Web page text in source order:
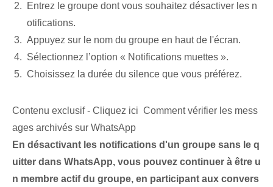
Entrez le groupe dont vous souhaitez désactiver les n
otifications.
Appuyez sur le nom du groupe en haut de l'écran.
Sélectionnez l’option « Notifications muettes ».
Choisissez la durée du ⁤silence que vous préférez.
Contenu exclusif - Cliquez ici Comment vérifier les mess
ages archivés sur WhatsApp
En désactivant les ‌notifications d'un groupe‌ sans le q
uitter ‌dans WhatsApp, vous pouvez continuer à être u
n membre actif du groupe, en participant aux convers